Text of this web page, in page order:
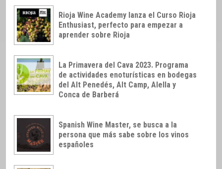
Rioja Wine Academy lanza el Curso Rioja
Enthusiast, perfecto para empezar a
aprender sobre Rioja
La Primavera del Cava 2023. Programa
de actividades enoturísticas en bodegas
del Alt Penedés, Alt Camp, Alella y
Conca de Barberá
Spanish Wine Master, se busca a la
persona que más sabe sobre los vinos
españoles